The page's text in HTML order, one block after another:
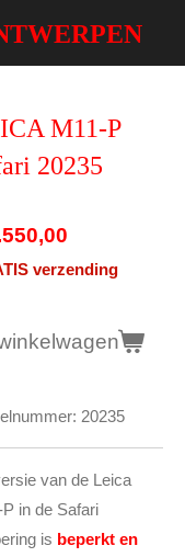
M11-P
20235
verzending
20235
van de Leica
P in de Safari
is beperkt en